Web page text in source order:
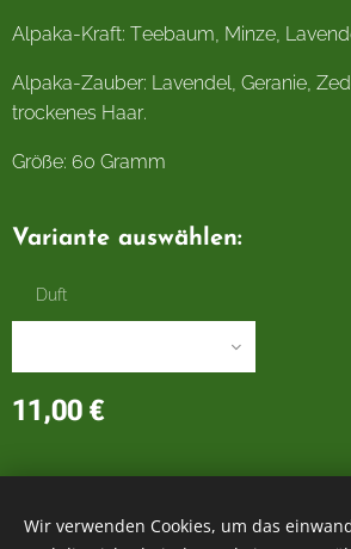
Alpaka-Kraft: Teebaum, Minze,
Alpaka-Zauber: Lavendel, Geranie,
trockenes Haar.
Größe: 60 Gramm
Variante auswählen:
Duft
11,00 €
Holzmichl's Alpakas 2021 | alle
Wir verwenden Cookies, um das